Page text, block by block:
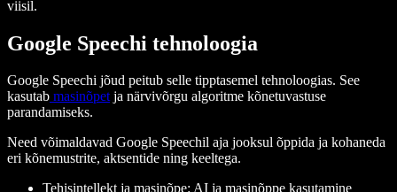
viisil.
Google Speechi tehnoloogia
Google Speechi jõud peitub selle tipptasemel tehnoloogias. See
kasutab masinõpetja närvivõrgu algoritme kõnetuvastuse
parandamiseks.
Need võimaldavad Google Speechil aja jooksul õppida ja kohaneda
eri kõnemustrite, aktsentide ning keeltega.
Tehisintellekt ja masinõpe: AI ja masinõppe kasutamine